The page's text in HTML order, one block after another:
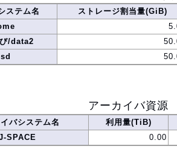
ステム名 ストレージ割当量(GiB)
/data2
アーカイバ資源
バシステム名 利用量(TiB)
SPACE
0.00